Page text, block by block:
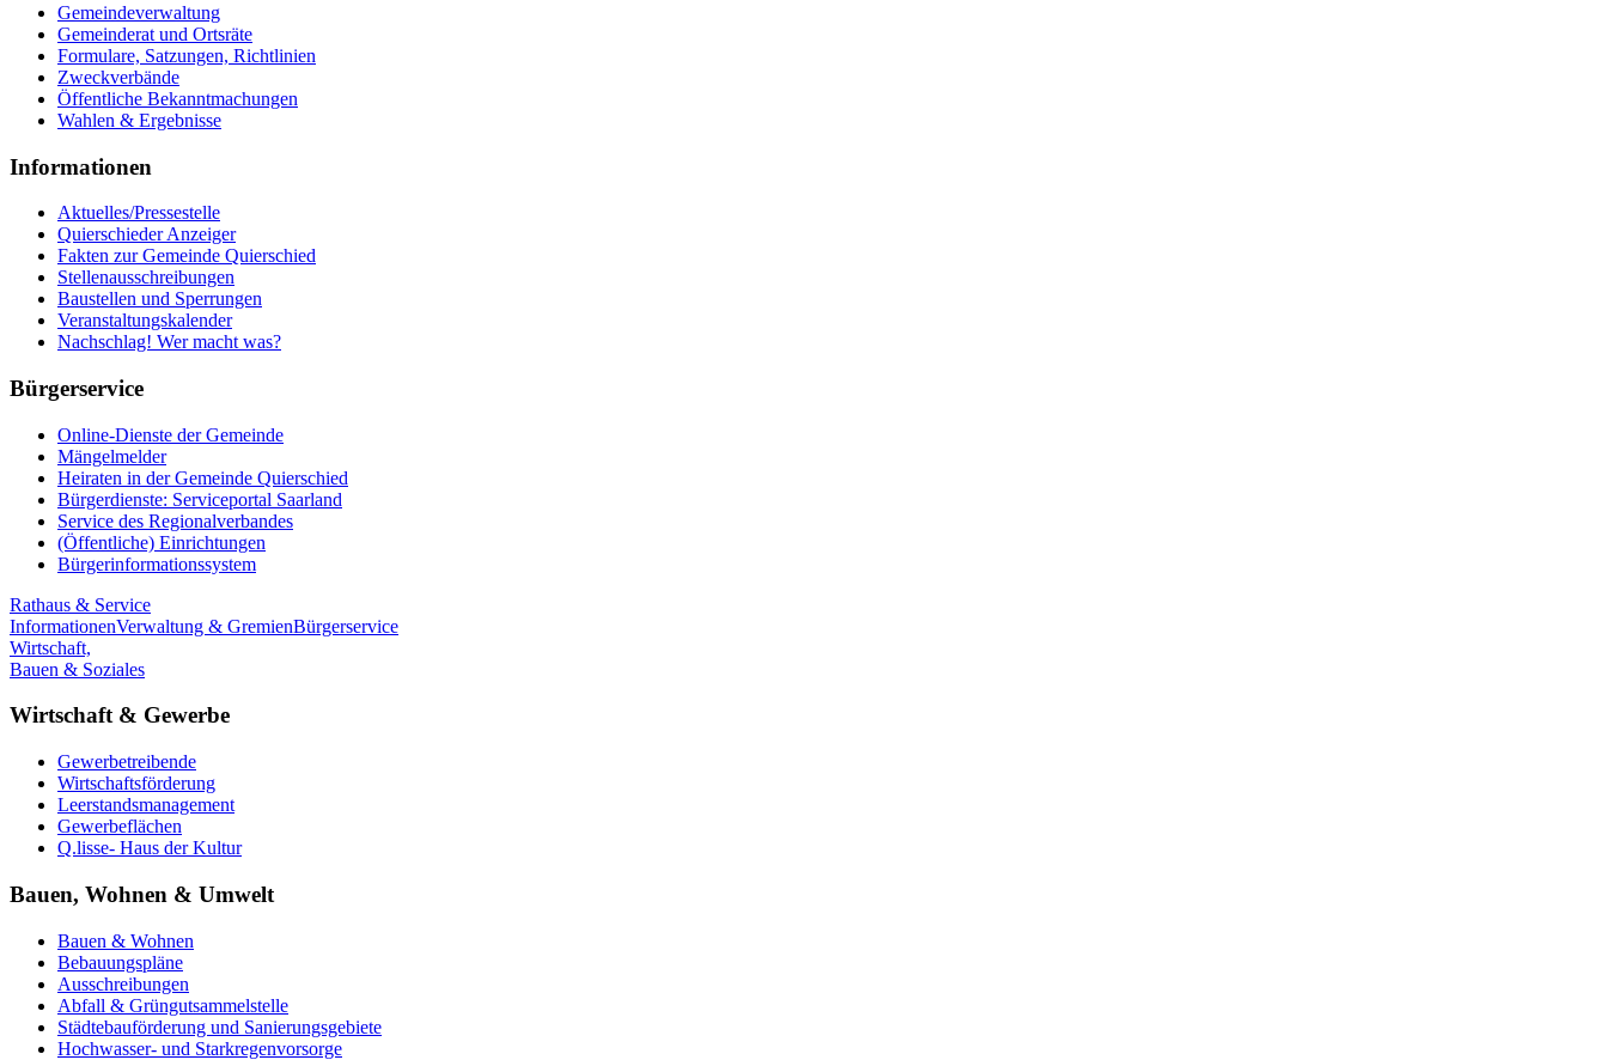
Gemeindeverwaltung
Gemeinderat und Ortsräte
Formulare, Satzungen, Richtlinien
Zweckverbände
Öffentliche Bekanntmachungen
Wahlen & Ergebnisse
Informationen
Aktuelles/Pressestelle
Quierschieder Anzeiger
Fakten zur Gemeinde Quierschied
Stellenausschreibungen
Baustellen und Sperrungen
Veranstaltungskalender
Nachschlag! Wer macht was?
Bürgerservice
Online-Dienste der Gemeinde
Mängelmelder
Heiraten in der Gemeinde Quierschied
Bürgerdienste: Serviceportal Saarland
Service des Regionalverbandes
(Öffentliche) Einrichtungen
Bürgerinformationssystem
Rathaus & Service
InformationenVerwaltung & GremienBürgerservice
Wirtschaft,
Bauen & Soziales
Wirtschaft & Gewerbe
Gewerbetreibende
Wirtschaftsförderung
Leerstandsmanagement
Gewerbeflächen
Q.lisse- Haus der Kultur
Bauen, Wohnen & Umwelt
Bauen & Wohnen
Bebauungspläne
Ausschreibungen
Abfall & Grüngutsammelstelle
Städtebauförderung und Sanierungsgebiete
Hochwasser- und Starkregenvorsorge